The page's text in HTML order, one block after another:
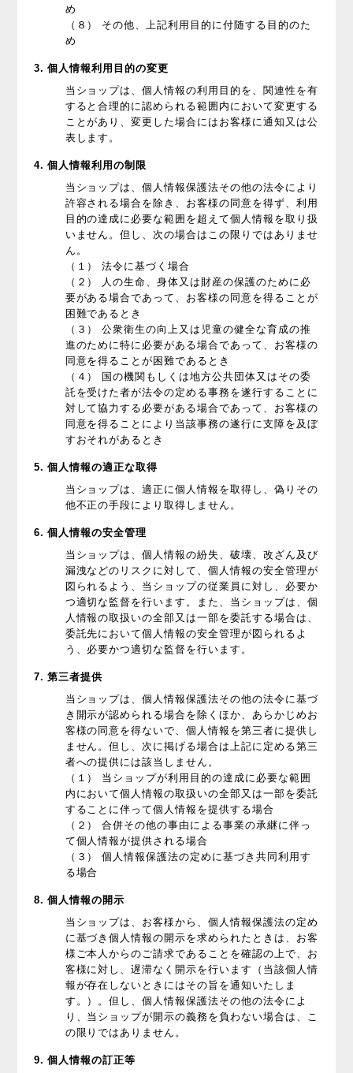
め
（８） その他、上記利用目的に付随する目的のた
め
3. 個人情報利用目的の変更
当ショップは、個人情報の利用目的を、関連性を有
すると合理的に認められる範囲内において変更する
ことがあり、変更した場合にはお客様に通知又は公
表します。
4. 個人情報利用の制限
当ショップは、個人情報保護法その他の法令により
許容される場合を除き、お客様の同意を得ず、利用
目的の達成に必要な範囲を超えて個人情報を取り扱
いません。但し、次の場合はこの限りではありませ
ん。
（１） 法令に基づく場合
（２） 人の生命、身体又は財産の保護のために必
要がある場合であって、お客様の同意を得ることが
困難であるとき
（３） 公衆衛生の向上又は児童の健全な育成の推
進のために特に必要がある場合であって、お客様の
同意を得ることが困難であるとき
（４） 国の機関もしくは地方公共団体又はその委
託を受けた者が法令の定める事務を遂行することに
対して協力する必要がある場合であって、お客様の
同意を得ることにより当該事務の遂行に支障を及ぼ
すおそれがあるとき
5. 個人情報の適正な取得
当ショップは、適正に個人情報を取得し、偽りその
他不正の手段により取得しません。
6. 個人情報の安全管理
当ショップは、個人情報の紛失、破壊、改ざん及び
漏洩などのリスクに対して、個人情報の安全管理が
図られるよう、当ショップの従業員に対し、必要か
つ適切な監督を行います。また、当ショップは、個
人情報の取扱いの全部又は一部を委託する場合は、
委託先において個人情報の安全管理が図られるよ
う、必要かつ適切な監督を行います。
7. 第三者提供
当ショップは、個人情報保護法その他の法令に基づ
き開示が認められる場合を除くほか、あらかじめお
客様の同意を得ないで、個人情報を第三者に提供し
ません。但し、次に掲げる場合は上記に定める第三
者への提供には該当しません。
（１） 当ショップが利用目的の達成に必要な範囲
内において個人情報の取扱いの全部又は一部を委託
することに伴って個人情報を提供する場合
（２） 合併その他の事由による事業の承継に伴っ
て個人情報が提供される場合
（３） 個人情報保護法の定めに基づき共同利用す
る場合
8. 個人情報の開示
当ショップは、お客様から、個人情報保護法の定め
に基づき個人情報の開示を求められたときは、お客
様ご本人からのご請求であることを確認の上で、お
客様に対し、遅滞なく開示を行います（当該個人情
報が存在しないときにはその旨を通知いたしま
す。）。但し、個人情報保護法その他の法令によ
り、当ショップが開示の義務を負わない場合は、こ
の限りではありません。
9. 個人情報の訂正等